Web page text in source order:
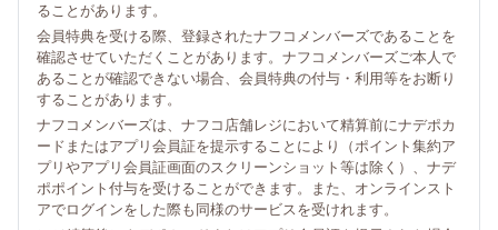
ることがあります。
会員特典を受ける際、登録されたナフコメンバーズであることを
確認させていただくことがあります。ナフコメンバーズご本人で
あることが確認できない場合、会員特典の付与・利用等をお断り
することがあります。
ナフコメンバーズは、ナフコ店舗レジにおいて精算前にナデポカ
ードまたはアプリ会員証を提示することにより（ポイント集約ア
プリやアプリ会員証画面のスクリーンショット等は除く）、ナデ
ポポイント付与を受けることができます。また、オンラインスト
アでログインをした際も同様のサービスを受けれます。